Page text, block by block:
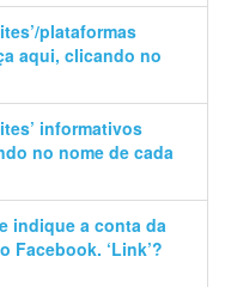
plataformas
aqui, clicando no
informativos
no nome de cada
indique a conta da
Facebook. ‘Link’?